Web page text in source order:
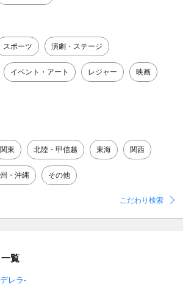
スポーツ 演劇・ステージ
イベント・アート レジャー 映画
関東 北陸・甲信越 東海 関西
・沖縄 その他
こだわり検索
覧
レラ-